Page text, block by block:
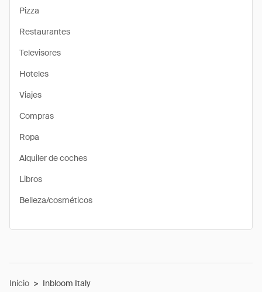
Pizza
Restaurantes
Televisores
Hoteles
Viajes
Compras
Ropa
Alquiler de coches
Libros
Belleza/cosméticos
Inicio > Inbloom Italy